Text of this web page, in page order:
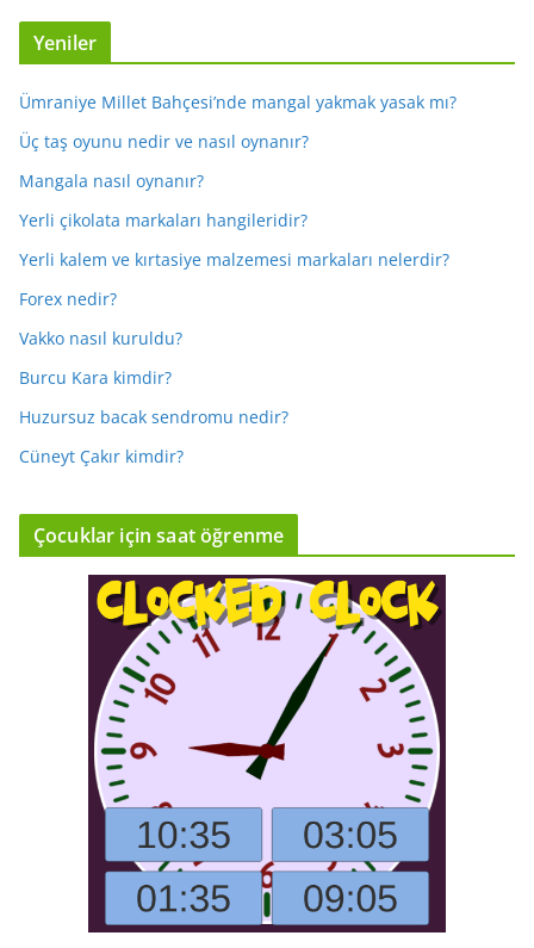
Yeniler
Ümraniye Millet Bahçesi’nde mangal yakmak yasak mı?
Üç taş oyunu nedir ve nasıl oynanır?
Mangala nasıl oynanır?
Yerli çikolata markaları hangileridir?
Yerli kalem ve kırtasiye malzemesi markaları nelerdir?
Forex nedir?
Vakko nasıl kuruldu?
Burcu Kara kimdir?
Huzursuz bacak sendromu nedir?
Cüneyt Çakır kimdir?
Çocuklar için saat öğrenme